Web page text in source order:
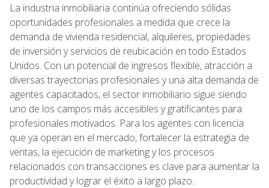
La industria inmobiliaria continúa ofreciendo sólidas
oportunidades profesionales a medida que crece la
demanda de vivienda residencial, alquileres, propiedades
de inversión y servicios de reubicación en todo Estados
Unidos. Con un potencial de ingresos flexible, atracción a
diversas trayectorias profesionales y una alta demanda de
agentes capacitados, el sector inmobiliario sigue siendo
uno de los campos más accesibles y gratificantes para
profesionales motivados. Para los agentes con licencia
que ya operan en el mercado, fortalecer la estrategia de
ventas, la ejecución de marketing y los procesos
relacionados con transacciones es clave para aumentar la
productividad y lograr el éxito a largo plazo.